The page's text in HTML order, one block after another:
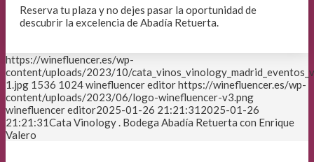
Reserva tu plaza y no dejes pasar la oportunidad de
descubrir la excelencia de Abadía Retuerta.
https://winefluencer.es/wp-
content/uploads/2023/10/
1.jpg 1536 1024winefluencer editorhttps://winefluencer.es/wp-
content/uploads/2023/06/logo-winefluencer-v3.png
winefluencer editor2025-01-26 21:21:312025-01-26
21:21:31Cata Vinology . Bodega Abadía Retuerta con Enrique
Valero